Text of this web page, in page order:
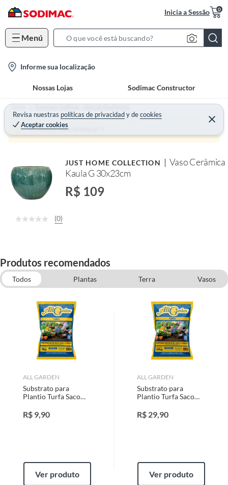
Inicia a Sessão 0
Menú
S
c
h
B
r
a
o
Informe sua localização
Nossas Lojas Sodimac Constructor
Revisa nuestras políticas de privacidadydecookies
Aceptar cookies
Home Especiais Sodimac - Marcas Exclusivas
Produto sem estoque :(
JUST HOME COLLECTION
Vaso Cerâmica
Kaula G 30x23cm
R$ 109
(0)
Produtos recomendados
Todos Plantas Terra
Vasos
ALL GARDEN
Substrato para
Plantio Turfa Saco
R$ 9,90
Ver produto
ALL GARDEN
Substrato para
Plantio Turfa Saco
R$ 29,90
Ver produto